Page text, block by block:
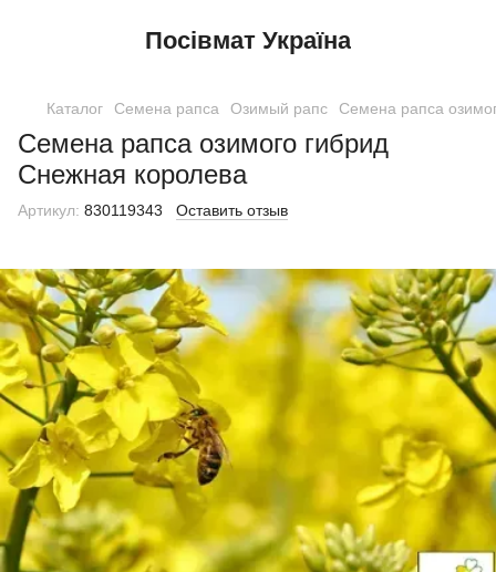
Посівмат Україна
Каталог Семена рапса Озимый рапс Семена рапса
Семена рапса озимого гибрид
Снежная королева
Артикул: 830119343 Оставить отзыв